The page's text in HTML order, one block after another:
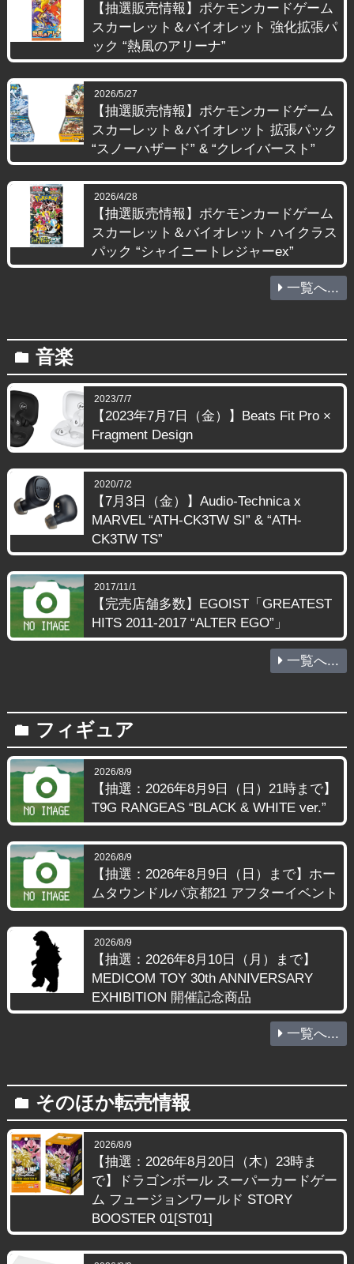
【抽選販売情報】ポケモンカードゲーム
スカーレット＆バイオレット 強化拡張パ
ック “熱風のアリーナ”
2026/5/27
【抽選販売情報】ポケモンカードゲーム
スカーレット＆バイオレット 拡張パック
“スノーハザード” & “クレイバースト”
2026/4/28
【抽選販売情報】ポケモンカードゲーム
スカーレット＆バイオレット ハイクラス
パック “シャイニートレジャーex”
一覧へ...
folder 音楽
2023/7/7
【2023年7月7日（金）】Beats Fit Pro ×
Fragment Design
2020/7/2
【7月3日（金）】Audio-Technica x
MARVEL “ATH-CK3TW SI” & “ATH-
CK3TW TS”
2017/11/1
【完売店舗多数】EGOIST「GREATEST
HITS 2011-2017 “ALTER EGO”」
一覧へ...
folder フィギュア
2026/8/9
【抽選：2026年8月9日（日）21時まで】
T9G RANGEAS “BLACK & WHITE ver.”
2026/8/9
【抽選：2026年8月9日（日）まで】ホー
ムタウンドルパ京都21 アフターイベント
2026/8/9
【抽選：2026年8月10日（月）まで】
MEDICOM TOY 30th ANNIVERSARY
EXHIBITION 開催記念商品
一覧へ...
folder そのほか転売情報
2026/8/9
【抽選：2026年8月20日（木）23時ま
で】ドラゴンボール スーパーカードゲー
ム フュージョンワールド STORY
BOOSTER 01[ST01]